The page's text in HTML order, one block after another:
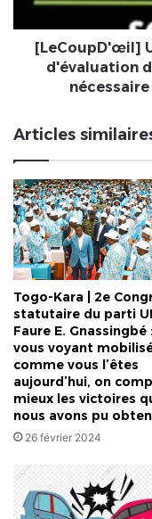
copies
s'avère
nécessaire
[LeCoupD'œil]
d'évaluation
Articles
Togo-Kara | 2e
statutaire du parti
Faure E. Gnassingbé
vous voyant
comme vous l’êtes
aujourd’hui, on
mieux les victoires
nous avons pu
26 février 2024